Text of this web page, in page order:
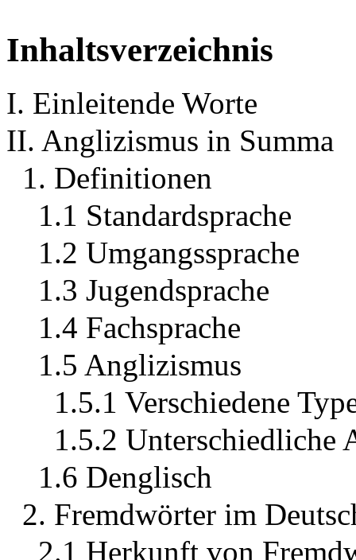
Inhaltsverzeichnis
I. Einleitende Worte
II. Anglizismus in Summa
1. Definitionen
1.1 Standardsprache
1.2 Umgangssprache
1.3 Jugendsprache
1.4 Fachsprache
1.5 Anglizismus
1.5.1 Verschiedene
1.5.2 Unterschiedliche
1.6 Denglisch
2. Fremdwörter im
2.1 Herkunft von